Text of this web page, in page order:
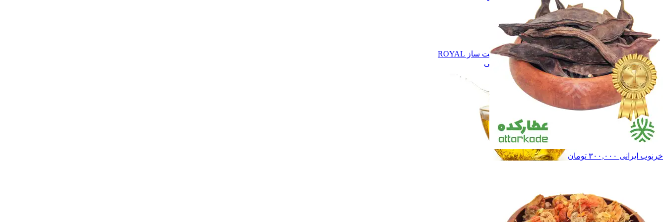
برند نوشاد برند نوشاد
برند راگــا برند راگــا
برند تقدیس برند تقدیس
سـایر سـایر
روغن زیتون روغن زیتون
روغن دست ساز ROYAL
روغن دست ساز ROYAL
همه دسته بندی های روغن های گیاهی
ادویه ها ادویه ها
چاشنی ها چاشنی ها
سایر محصولات سایر محصولات
خرنوب ایرانی ۳۰۰,۰۰۰ تومان